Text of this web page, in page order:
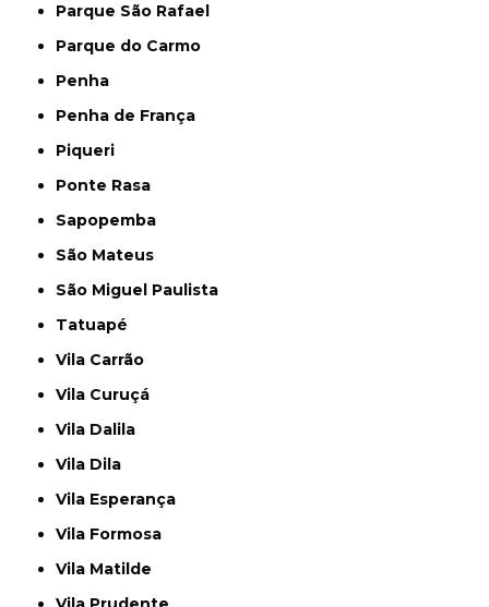
Parque São Rafael
Parque do Carmo
Penha
Penha de França
Piqueri
Ponte Rasa
Sapopemba
São Mateus
São Miguel Paulista
Tatuapé
Vila Carrão
Vila Curuçá
Vila Dalila
Vila Dila
Vila Esperança
Vila Formosa
Vila Matilde